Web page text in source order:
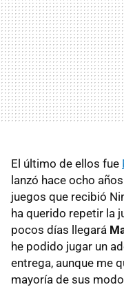
El último de ellos fue
lanzó hace ocho
juegos que recibió
ha querido repetir la
pocos días llegará
he podido jugar un
entrega, aunque me
mayoría de sus